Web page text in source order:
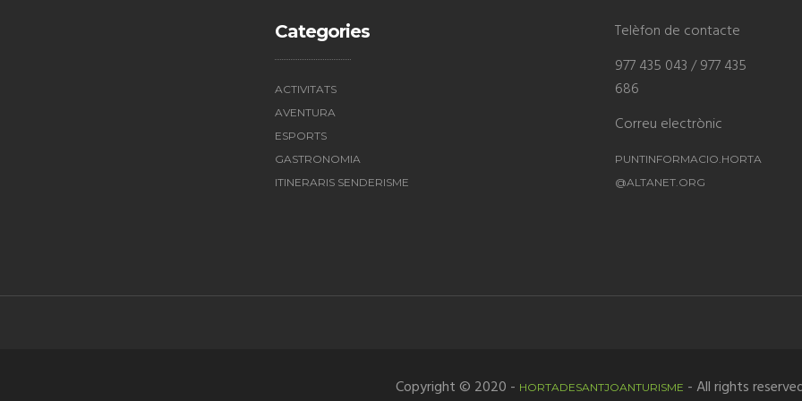
Categories
ACTIVITATS
AVENTURA
ESPORTS
GASTRONOMIA
ITINERARIS SENDERISME
Telèfon de contacte
977 435 043 / 977 435
686
Correu electrònic
PUNTINFORMACIO.HORTA
@ALTANET.ORG
Copyright © 2020 - HORTADESANTJOANTURISME - All rights